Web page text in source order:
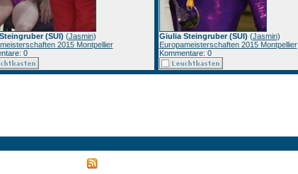
(SUI) (Jasmin)
2015 Montpellier
0
Giulia Steingruber (SUI) (Jasmin)
Europameisterschaften 2015 Montpellier
Kommentare: 0